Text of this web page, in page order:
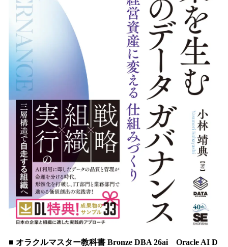
■ オラクルマスター教科書 Bronze DBA 26ai Oracle AI D